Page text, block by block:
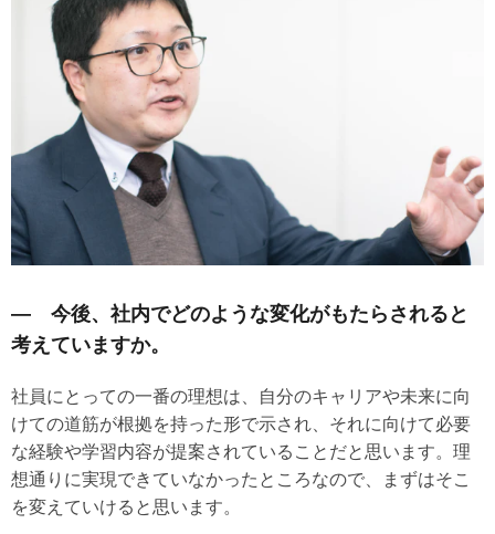
― 今後、社内でどのような変化がもたらされると
考えていますか。
社員にとっての一番の理想は、自分のキャリアや未来に向
けての道筋が根拠を持った形で示され、それに向けて必要
な経験や学習内容が提案されていることだと思います。理
想通りに実現できていなかったところなので、まずはそこ
を変えていけると思います。